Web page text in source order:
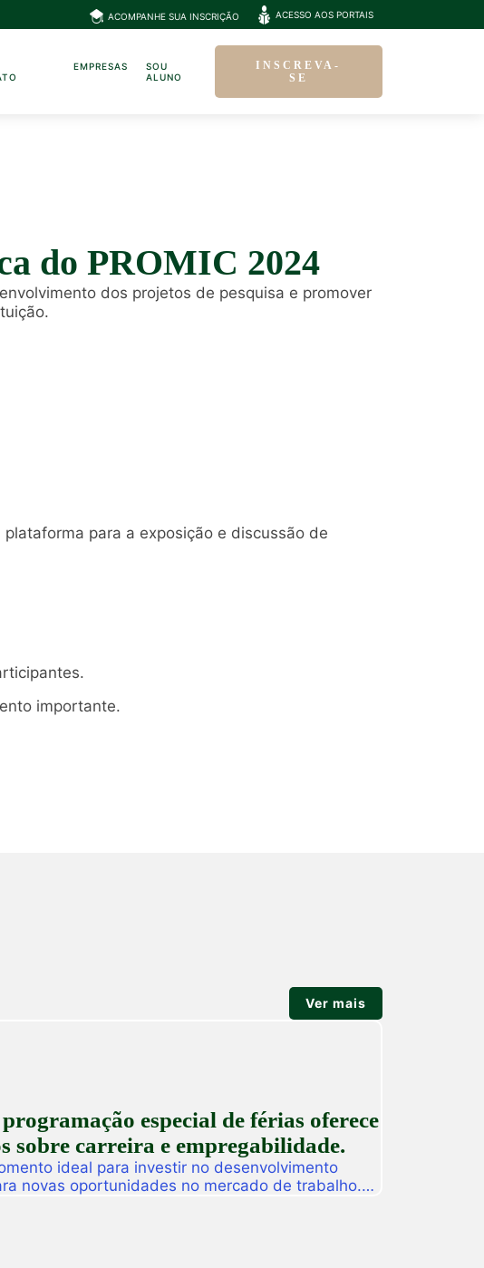
ACOMPANHE SUA INSCRIÇÃO ACESSO AOS PORTAIS
EMPRESAS
SOU
ALUNO
INSCREVA-
SE
do PROMIC 2024
dos projetos de pesquisa e promover
para a exposição e discussão de
importante.
Ver mais
especial de férias oferece
sobre carreira e empregabilidade.
ideal para investir no desenvolvimento
novas oportunidades no mercado de trabalho.